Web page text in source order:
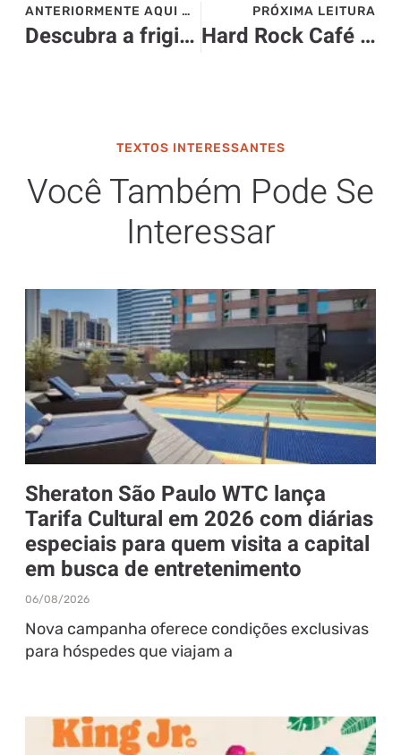
ANTERIORMENTE AQUI NO SITE>>>
Descubra a frigideira que impressionou os MasterChefs
PRÓXIMA LEITURA
Hard Rock Café completa 52 anos
TEXTOS INTERESSANTES
Você Também Pode Se
Interessar
Sheraton São Paulo WTC lança
Tarifa Cultural em 2026 com diárias
especiais para quem visita a capital
em busca de entretenimento
06/08/2026
Nova campanha oferece condições exclusivas
para hóspedes que viajam a